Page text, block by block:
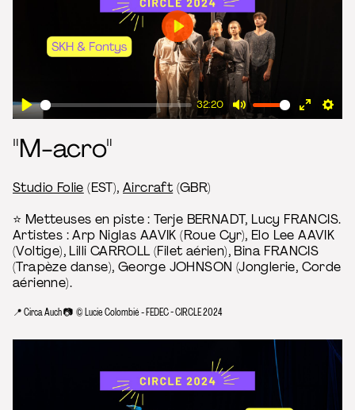
Play
32:20
Mute
Enter
Play
"M-acro"
Studio Folie (EST),Aircraft (GBR)
⭐ Metteuses en piste : Terje BERNADT, Lucy FRANCIS.
Artistes : Arp Niglas AAVIK (Roue Cyr), Elo Lee AAVIK
(Voltige), Lilli CARROLL (Filet aérien), Bina FRANCIS
(Trapèze danse), George JOHNSON (Jonglerie, Corde
aérienne).
📍 Circa Auch 📷 © Lucie Colombié - FEDEC - CIRCLE 2024